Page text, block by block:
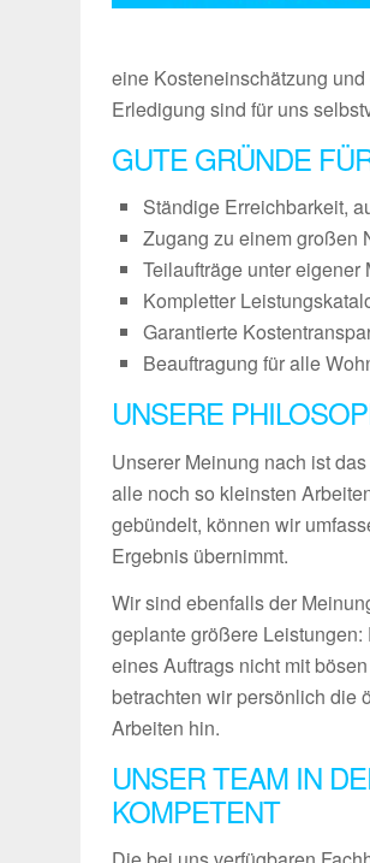
eine Kosteneinschätzung
Erledigung sind für uns
GUTE GRÜNDE
Ständige Erreichbarkeit,
Zugang zu einem großen
Teilaufträge unter
Kompletter
Garantierte
Beauftragung für alle
UNSERE
Unserer Meinung nach ist
alle noch so kleinsten
gebündelt, können wir
Ergebnis übernimmt.
Wir sind ebenfalls der
geplante größere
eines Auftrags nicht mit
betrachten wir persönlich die
Arbeiten hin.
UNSER TEAM IN
KOMPETENT